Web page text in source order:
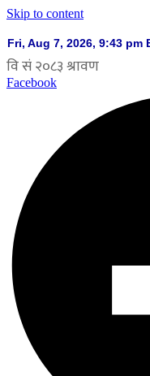
Skip to content
Facebook